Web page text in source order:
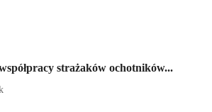
strażaków ochotników...